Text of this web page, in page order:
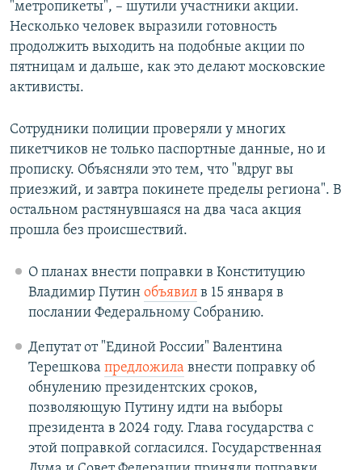
"метропикеты", – шутили участники акции.
Несколько человек выразили готовность
продолжить выходить на подобные акции по
пятницам и дальше, как это делают московские
активисты.
Сотрудники полиции проверяли у многих
пикетчиков не только паспортные данные, но и
прописку. Объясняли это тем, что "вдруг вы
приезжий, и завтра покинете пределы региона". В
остальном растянувшаяся на два часа акция
прошла без происшествий.
О планах внести поправки в Конституцию
Владимир Путин объявилв 15 января в
послании Федеральному Собранию.
Депутат от "Единой России" Валентина
Терешкова предложила внести поправку об
обнулению президентских сроков,
позволяющую Путину идти на выборы
президента в 2024 году. Глава государства с
этой поправкой согласился. Государственная